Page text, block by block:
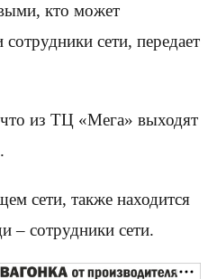
кто может
сети, передает
из ТЦ «Мега» выходят
сети, также находится
– сотрудники сети.